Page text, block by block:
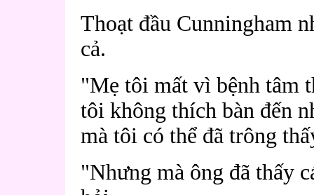
Thoạt đầu Cunningham
cả.
"Mẹ tôi mất vì bệnh tâm
tôi không thích bàn đến
mà tôi có thể đã trông
"Nhưng mà ông đã thấy